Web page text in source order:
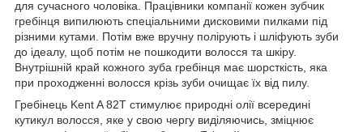
для сучасного чоловіка. Працівники компанії кожен зубчик
гребінця випилюють спеціальними дисковими пилками під
різними кутами. Потім вже вручну полірують і шліфують зуби
до ідеалу, щоб потім не пошкодити волосся та шкіру.
Внутрішній край кожного зуба гребінця має шорсткість, яка
при проходженні волосся крізь зуби очищає їх від пилу.
Гребінець Kent A 82T стимулює природні олії всередині
кутикул волосся, яке у свою чергу виділяючись, зміцнює